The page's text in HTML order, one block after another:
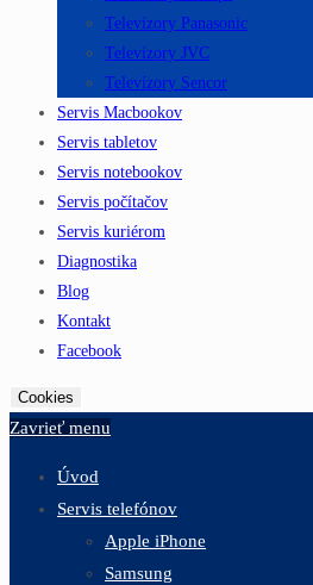
Televízory Panasonic
Televízory JVC
Televízory Sencor
Servis Macbookov
Servis tabletov
Servis notebookov
Servis počítačov
Servis kuriérom
Diagnostika
Blog
Kontakt
Facebook
Cookies
Zavrieť menu
Úvod
Servis telefónov
Apple iPhone
Samsung